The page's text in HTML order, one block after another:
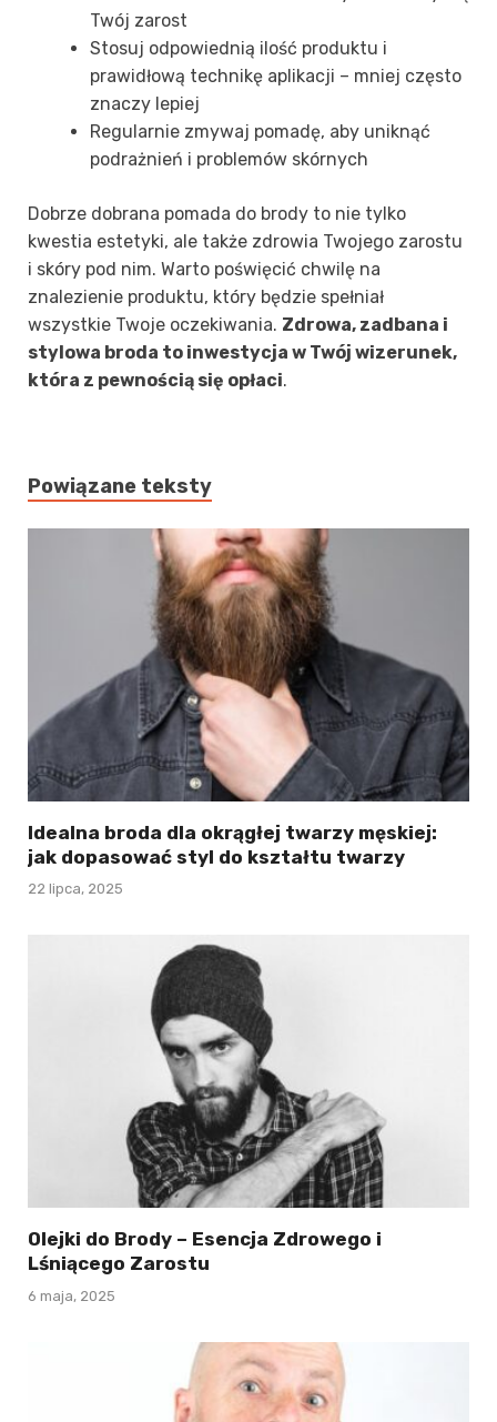
Twój zarost
Stosuj odpowiednią ilość produktu i
prawidłową technikę aplikacji – mniej często
znaczy lepiej
Regularnie zmywaj pomadę, aby uniknąć
podrażnień i problemów skórnych
Dobrze dobrana pomada do brody to nie tylko
kwestia estetyki, ale także zdrowia Twojego zarostu
i skóry pod nim. Warto poświęcić chwilę na
znalezienie produktu, który będzie spełniał
wszystkie Twoje oczekiwania. Zdrowa, zadbana i
stylowa broda to inwestycja w Twój wizerunek,
która z pewnością się opłaci.
Powiązane teksty
Idealna broda dla okrągłej twarzy męskiej:
jak dopasować styl do kształtu twarzy
22 lipca, 2025
Olejki do Brody – Esencja Zdrowego i
Lśniącego Zarostu
6 maja, 2025